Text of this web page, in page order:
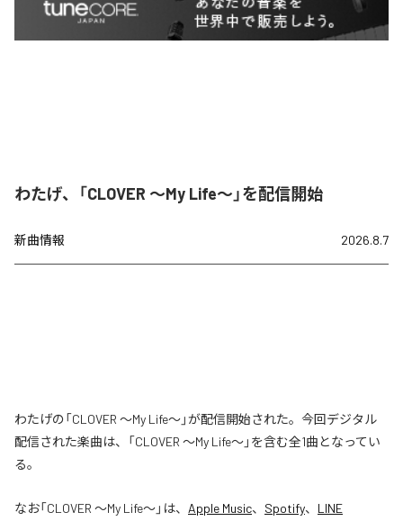
わたげ、「CLOVER ～My Life～」を配信開始
新曲情報 2026.8.7
わたげの「CLOVER ～My Life～」が配信開始された。今回デジタル
配信された楽曲は、「CLOVER ～My Life～」を含む全1曲となってい
る。
なお「CLOVER ～My Life～」は、 Apple Music、 Spotify、 LINE